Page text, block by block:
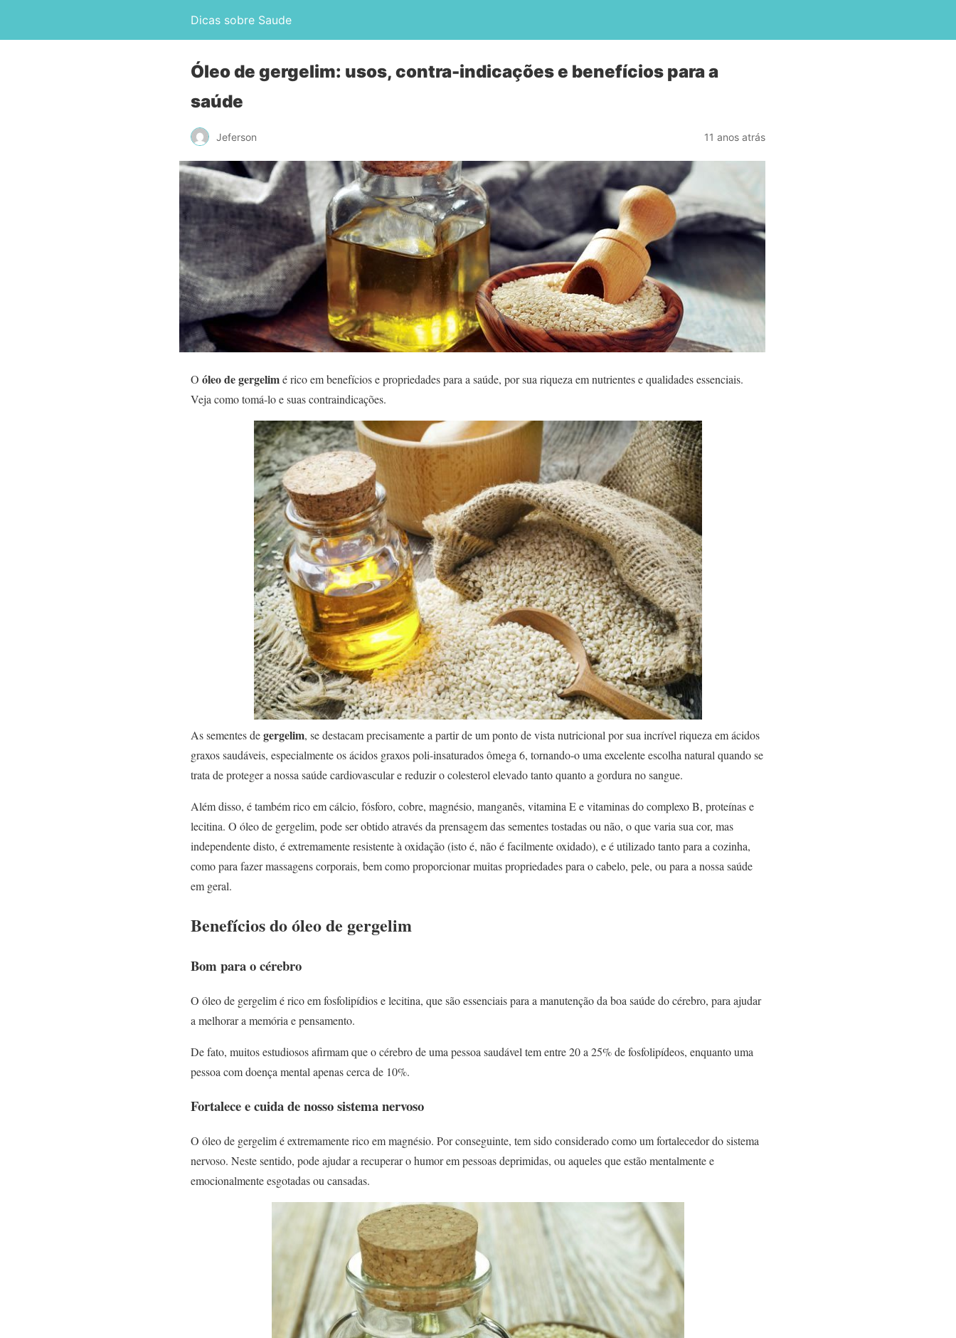
Dicas sobre Saude
Óleo de gergelim: usos, contra-indicações e benefícios para a
saúde
Jeferson 11 anos atrás
O óleo de gergelimé rico em benefícios e propriedades para a saúde, por sua riqueza em nutrientes e qualidades essenciais.
Veja como tomá-lo e suas contraindicações.
As sementes degergelim, se destacam precisamente a partir de um ponto de vista nutricional por sua incrível riqueza em ácidos
graxos saudáveis, especialmente os ácidos graxos poli-insaturados ômega 6, tornando-o uma excelente escolha natural quando se
trata de proteger a nossa saúde cardiovascular e reduzir o colesterol elevado tanto quanto a gordura no sangue.
Além disso, é também rico em cálcio, fósforo, cobre, magnésio, manganês, vitamina E e vitaminas do complexo B, proteínas e
lecitina. O óleo de gergelim, pode ser obtido através da prensagem das sementes tostadas ou não, o que varia sua cor, mas
independente disto, é extremamente resistente à oxidação (isto é, não é facilmente oxidado), e é utilizado tanto para a cozinha,
como para fazer massagens corporais, bem como proporcionar muitas propriedades para o cabelo, pele, ou para a nossa saúde
em geral.
Benefícios do óleo de gergelim
Bom para o cérebro
O óleo de gergelim é rico em fosfolipídios e lecitina, que são essenciais para a manutenção da boa saúde do cérebro, para ajudar
a melhorar a memória e pensamento.
De fato, muitos estudiosos afirmam que o cérebro de uma pessoa saudável tem entre 20 a 25% de fosfolipídeos, enquanto uma
pessoa com doença mental apenas cerca de 10%.
Fortalece e cuida de nosso sistema nervoso
O óleo de gergelim é extremamente rico em magnésio. Por conseguinte, tem sido considerado como um fortalecedor do sistema
nervoso. Neste sentido, pode ajudar a recuperar o humor em pessoas deprimidas, ou aqueles que estão mentalmente e
emocionalmente esgotadas ou cansadas.